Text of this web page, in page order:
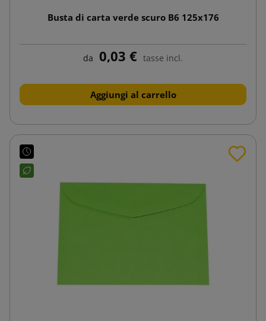
Busta di carta verde scuro B6 125x176
da 0,03 € tasse incl.
Aggiungi al carrello